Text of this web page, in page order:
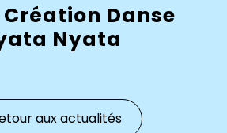
Danse
Nyata
aux actualités